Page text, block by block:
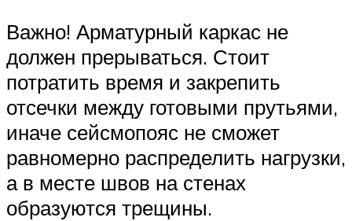
Важно! Арматурный каркас не
должен прерываться. Стоит
потратить время и закрепить
отсечки между готовыми прутьями,
иначе сейсмопояс не сможет
равномерно распределить нагрузки,
а в месте швов на стенах
образуются трещины.